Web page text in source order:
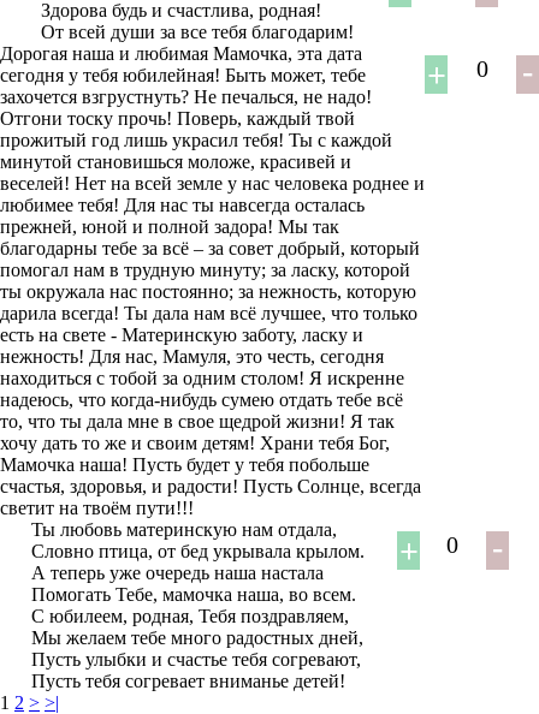
Здорова будь и счастлива, родная!
От всей души за все тебя благодарим!
Дорогая наша и любимая Мамочка, эта дата
сегодня у тебя юбилейная! Быть может, тебе
захочется взгрустнуть? Не печалься, не надо!
Отгони тоску прочь! Поверь, каждый твой
прожитый год лишь украсил тебя! Ты с каждой
минутой становишься моложе, красивей и
веселей! Нет на всей земле у нас человека роднее и
любимее тебя! Для нас ты навсегда осталась
прежней, юной и полной задора! Мы так
благодарны тебе за всё – за совет добрый, который
помогал нам в трудную минуту; за ласку, которой
ты окружала нас постоянно; за нежность, которую
дарила всегда! Ты дала нам всё лучшее, что только
есть на свете - Материнскую заботу, ласку и
нежность! Для нас, Мамуля, это честь, сегодня
находиться с тобой за одним столом! Я искренне
надеюсь, что когда-нибудь сумею отдать тебе всё
то, что ты дала мне в свое щедрой жизни! Я так
хочу дать то же и своим детям! Храни тебя Бог,
Мамочка наша! Пусть будет у тебя побольше
счастья, здоровья, и радости! Пусть Солнце, всегда
светит на твоём пути!!!
0
Ты любовь материнскую нам отдала,
Словно птица, от бед укрывала крылом.
А теперь уже очередь наша настала
Помогать Тебе, мамочка наша, во всем.
С юбилеем, родная, Тебя поздравляем,
Мы желаем тебе много радостных дней,
Пусть улыбки и счастье тебя согревают,
Пусть тебя согревает вниманье детей!
0
1 2 > >|